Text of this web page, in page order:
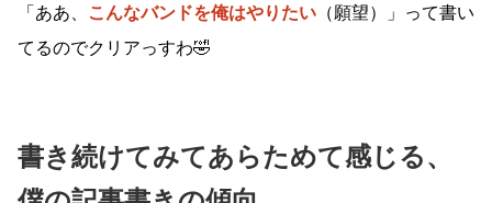
ああ、 こんなバンドを俺はやりたい （願望）
って書い
てるのでクリアっすわ🤣
書き続けてみてあらためて感じる、